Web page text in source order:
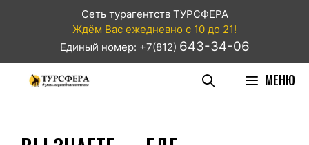
Сеть турагентств ТУРСФЕРА
Ждём Вас ежедневно с 10 до 21!
Единый номер: +7(812) 643-34-06
МЕНЮ